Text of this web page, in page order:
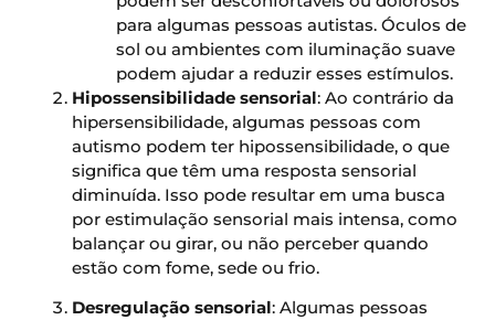
para algumas pessoas autistas. Óculos de
sol ou ambientes com iluminação suave
podem ajudar a reduzir esses estímulos.
Hipossensibilidade sensorial: Ao contrário da
hipersensibilidade, algumas pessoas com
autismo podem ter hipossensibilidade, o que
significa que têm uma resposta sensorial
diminuída. Isso pode resultar em uma busca
por estimulação sensorial mais intensa, como
balançar ou girar, ou não perceber quando
estão com fome, sede ou frio.
Desregulação sensorial: Algumas pessoas